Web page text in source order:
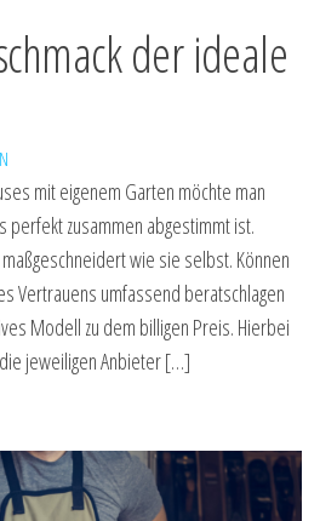
der ideale
mit eigenem Garten möchte man
zusammen abgestimmt ist.
wie sie selbst. Können
Vertrauens umfassend beratschlagen
Modell zu dem billigen Preis. Hierbei
jeweiligen Anbieter […]